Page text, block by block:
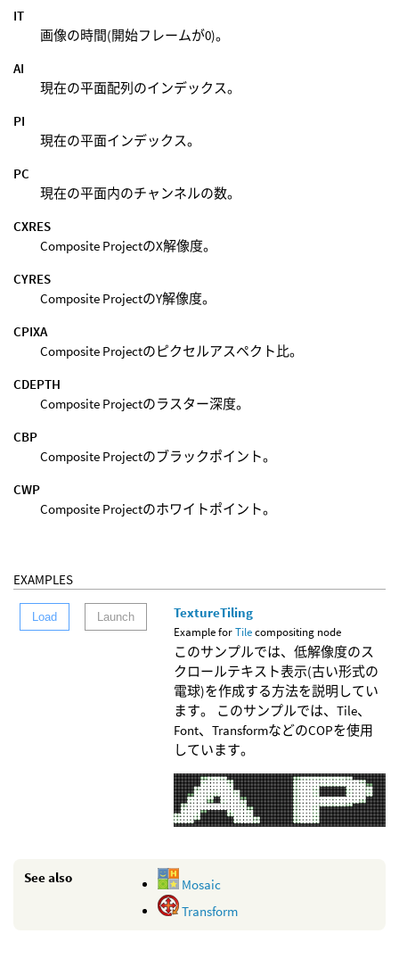
IT
画像の時間(開始フレームが0)。
AI
現在の平面配列のインデックス。
PI
現在の平面インデックス。
PC
現在の平面内のチャンネルの数。
CXRES
Composite ProjectのX解像度。
CYRES
Composite ProjectのY解像度。
CPIXA
Composite Projectのピクセルアスペクト比。
CDEPTH
Composite Projectのラスター深度。
CBP
Composite Projectのブラックポイント。
CWP
Composite Projectのホワイトポイント。
EXAMPLES
Load Launch TextureTiling
Example forTilecompositing node
このサンプルでは、低解像度のス
クロールテキスト表示(古い形式の
電球)を作成する方法を説明してい
ます。 このサンプルでは、Tile、
Font、TransformなどのCOPを使用
しています。
See also
Mosaic
Transform